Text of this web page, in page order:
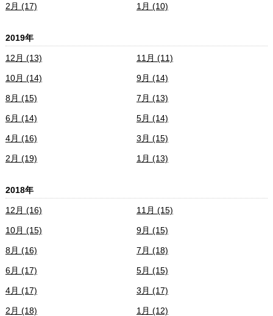
2月 (17) 1月 (10)
2019年
12月 (13) 11月 (11)
10月 (14) 9月 (14)
8月 (15) 7月 (13)
6月 (14) 5月 (14)
4月 (16) 3月 (15)
2月 (19) 1月 (13)
2018年
12月 (16) 11月 (15)
10月 (15) 9月 (15)
8月 (16) 7月 (18)
6月 (17) 5月 (15)
4月 (17) 3月 (17)
2月 (18) 1月 (12)